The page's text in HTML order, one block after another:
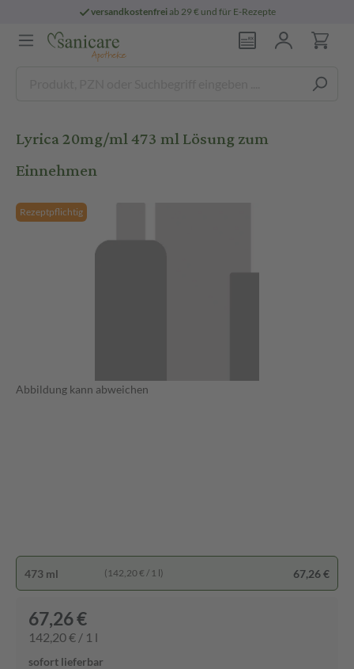
versandkostenfreiab 29 € und für E-Rezepte
Lyrica 20mg/ml 473 ml Lösung zum
Einnehmen
Rezeptpflichtig
Abbildung kann abweichen
473 ml (142,20 € / 1 l) 67,26 €
67,26 €
142,20 € / 1 l
sofort lieferbar